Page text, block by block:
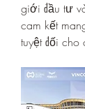
giới đầu tư
cam kết
tuyệt đối